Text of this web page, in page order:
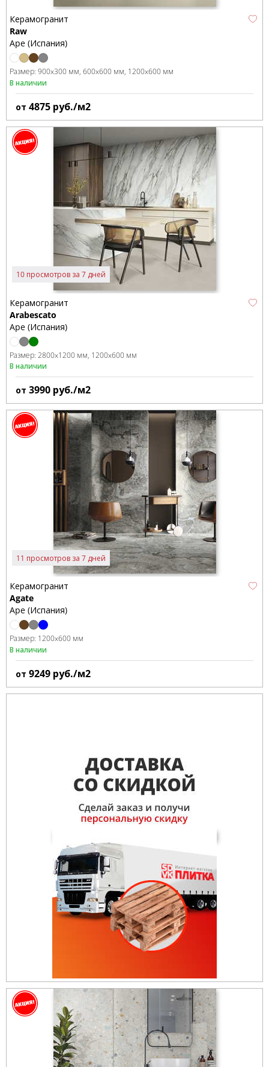
Керамогранит
Raw
Ape (Испания)
Размер: 900x300 мм 600x600 мм 1200x600 мм
В наличии
от 4875 руб./м2
10 просмотров за 7 дней
Керамогранит
Arabescato
Ape (Испания)
Размер: 2800x1200 мм 1200x600 мм
В наличии
от 3990 руб./м2
11 просмотров за 7 дней
Керамогранит
Agate
Ape (Испания)
Размер: 1200x600 мм
В наличии
от 9249 руб./м2